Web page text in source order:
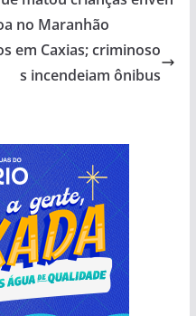
no Maranhão
em Caxias; criminoso
s incendeiam ônibus